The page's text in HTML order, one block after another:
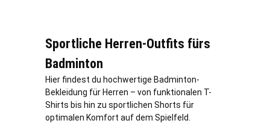
Sportliche Herren-Outfits fürs
Badminton
Hier findest du hochwertige Badminton-
Bekleidung für Herren – von funktionalen T-
Shirts bis hin zu sportlichen Shorts für
optimalen Komfort auf dem Spielfeld.